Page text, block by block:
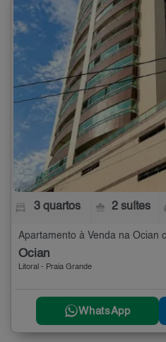
3 quartos 2 suítes
Apartamento à Venda na Ocian
Ocian
Litoral - Praia Grande
WhatsApp